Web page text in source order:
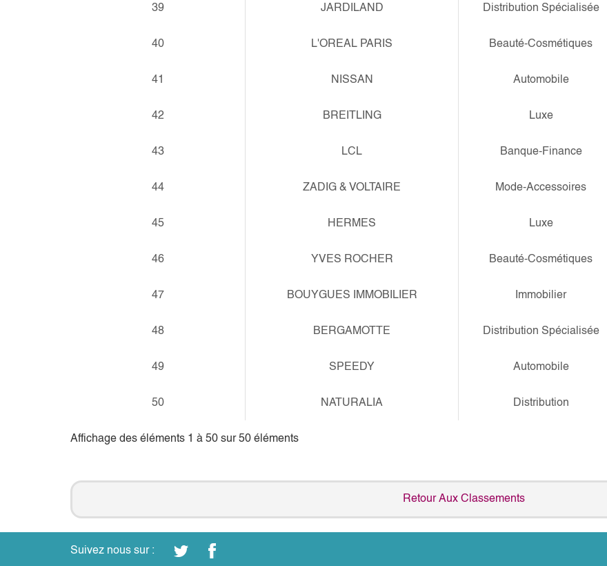
39 JARDILAND Distribution Spécialisée
40 L'OREAL PARIS Beauté-Cosmétiques
41 NISSAN Automobile
42 BREITLING Luxe
43 LCL Banque-Finance
44 ZADIG & VOLTAIRE Mode-Accessoires
45 HERMES Luxe
46 YVES ROCHER Beauté-Cosmétiques
47 BOUYGUES IMMOBILIER Immobilier
48 BERGAMOTTE Distribution Spécialisée
49 SPEEDY Automobile
50 NATURALIA Distribution
Affichage des éléments 1 à 50 sur 50 éléments
Retour Aux Classements
Suivez nous sur :